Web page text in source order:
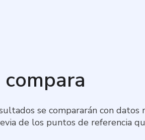
se compararán con datos
de los puntos de referencia